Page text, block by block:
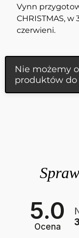
Vynn
CHRISTMAS,
czerwieni.
Nie możemy
produktów do
5.0
Ocena